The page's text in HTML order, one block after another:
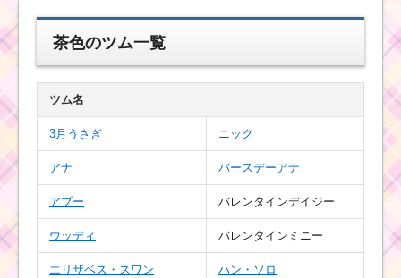
黄色のツムで1プレイで
茶色のツムでスキルを
14回使うミッションを
攻略するツム
イニシャルがSのツム
で1プレイで13回スキ
ルを使うミッションを
攻略するキャラ
茶色のツム一覧
ツム名
3月うさぎ ニック
アナ バースデーアナ
アブー バレンタインデイジー
ウッディ バレンタインミニー
エリザベス・スワン ハン・ソロ